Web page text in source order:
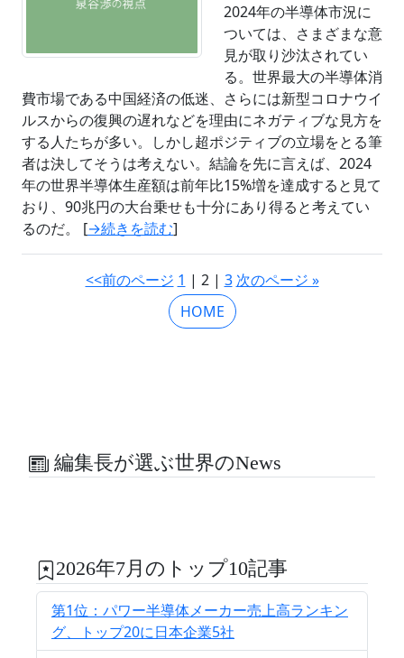
2024年の半導体市況に
ついては、さまざまな意
見が取り沙汰されてい
る。世界最大の半導体消
費市場である中国経済の低迷、さらには新型コロナウイ
ルスからの復興の遅れなどを理由にネガティブな見方を
する人たちが多い。しかし超ポジティブの立場をとる筆
者は決してそうは考えない。結論を先に言えば、2024
年の世界半導体生産額は前年比15%増を達成すると見て
おり、90兆円の大台乗せも十分にあり得ると考えてい
るのだ。 [→続きを読む]
<<前のページ 1 | 2 | 3 次のページ »
HOME
編集長が選ぶ世界のNews
2026年7月のトップ10記事
第1位：パワー半導体メーカー売上高ランキン
グ、トップ20に日本企業5社